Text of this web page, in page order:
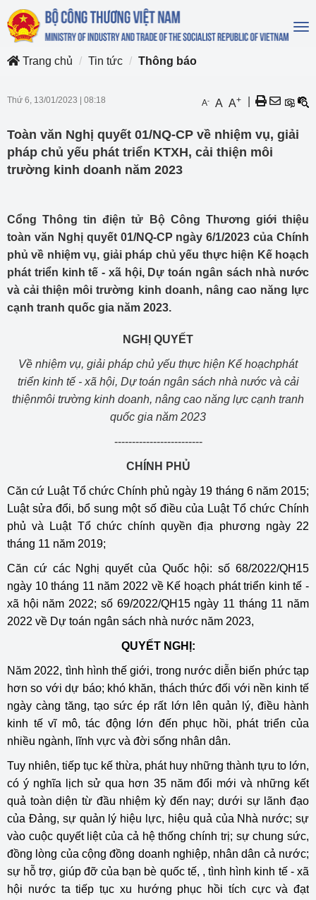
Trang chủ
Tin tức Thông báo
Thứ 6, 13/01/2023 08:18 A- A A+
Toàn văn Nghị quyết 01/NQ-CP về nhiệm vụ, giải
pháp chủ yếu phát triển KTXH, cải thiện môi
trường kinh doanh năm 2023
Cổng Thông tin điện tử Bộ Công Thương giới thiệu
toàn văn Nghị quyết 01/NQ-CP ngày 6/1/2023 của Chính
phủ về nhiệm vụ, giải pháp chủ yếu thực hiện Kế hoạch
phát triển kinh tế - xã hội, Dự toán ngân sách nhà nước
và cải thiện môi trường kinh doanh, nâng cao năng lực
cạnh tranh quốc gia năm 2023.
NGHỊ QUYẾT
Về nhiệm vụ, giải pháp chủ yếu thực hiện Kế hoạchphát
triển kinh tế - xã hội, Dự toán ngân sách nhà nước và cải
thiệnmôi trường kinh doanh, nâng cao năng lực cạnh tranh
quốc gia năm 2023
-------------------------
CHÍNH PHỦ
Căn cứ Luật Tổ chức Chính phủ ngày 19 tháng 6 năm 2015;
Luật sửa đổi, bổ sung một số điều của Luật Tổ chức Chính
phủ và Luật Tổ chức chính quyền địa phương ngày 22
tháng 11 năm 2019;
Căn cứ các Nghị quyết của Quốc hội: số 68/2022/QH15
ngày 10 tháng 11 năm 2022 về Kế hoạch phát triển kinh tế -
xã hội năm 2022; số 69/2022/QH15 ngày 11 tháng 11 năm
2022 về Dự toán ngân sách nhà nước năm 2023,
QUYẾT NGHỊ:
Năm 2022, tình hình thế giới, trong nước diễn biến phức tạp
hơn so với dự báo; khó khăn, thách thức đối với nền kinh tế
ngày càng tăng, tạo sức ép rất lớn lên quản lý, điều hành
kinh tế vĩ mô, tác động lớn đến phục hồi, phát triển của
nhiều ngành, lĩnh vực và đời sống nhân dân.
Tuy nhiên, tiếp tục kế thừa, phát huy những thành tựu to lớn,
có ý nghĩa lịch sử qua hơn 35 năm đổi mới và những kết
quả toàn diện từ đầu nhiệm kỳ đến nay; dưới sự lãnh đạo
của Đảng, sự quản lý hiệu lực, hiệu quả của Nhà nước; sự
vào cuộc quyết liệt của cả hệ thống chính trị; sự chung sức,
đồng lòng của cộng đồng doanh nghiệp, nhân dân cả nước;
sự hỗ trợ, giúp đỡ của bạn bè quốc tế, , tình hình kinh tế - xã
hội nước ta tiếp tục xu hướng phục hồi tích cực và đạt